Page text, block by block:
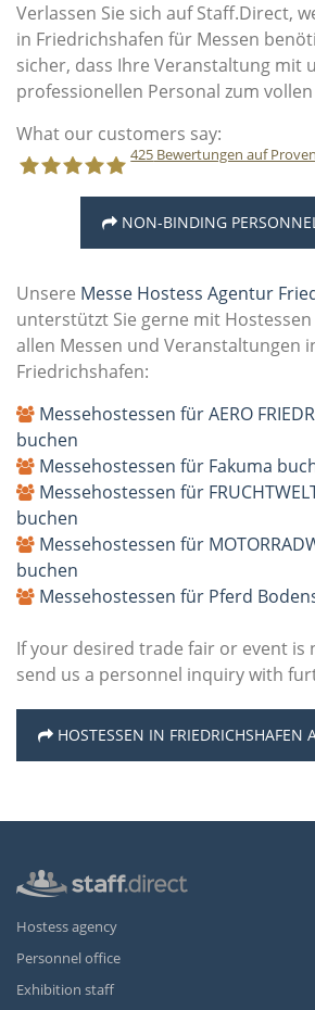
Verlassen Sie sich auf Staff.Direct,
in Friedrichshafen für Messen
sicher, dass Ihre Veranstaltung mit
professionellen Personal zum
What our customers say:
Staff Direct GmbH
425 Bewertungen auf
NON-BINDING
Unsere Messe Hostess Agentur
unterstützt Sie gerne mit
allen Messen und Veranstaltungen
Friedrichshafen:
Messehostessen für AERO
buchen
Messehostessen für Fakuma
Messehostessen für
buchen
Messehostessen für
buchen
Messehostessen für Pferd
If your desired trade fair or event is
send us a personnel inquiry with
HOSTESSEN IN FRIEDRICHSHAFEN
Hostess agency
Personnel office
Exhibition staff